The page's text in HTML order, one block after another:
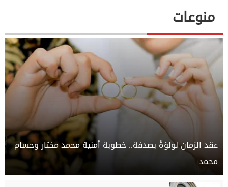
منوعات
عقد الزمان لؤلؤةً بصدفة.. خطوبة أمنية محمد مختار وحسام
محمد